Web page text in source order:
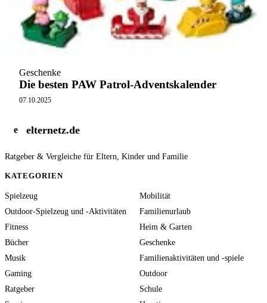
Geschenke
Die besten PAW Patrol-Adventskalender
07.10.2025
e elternetz.de
Ratgeber & Vergleiche für Eltern, Kinder und Familie
KATEGORIEN
Spielzeug
Mobilität
Outdoor-Spielzeug und -Aktivitäten
Familienurlaub
Fitness
Heim & Garten
Bücher
Geschenke
Musik
Familienaktivitäten und -spiele
Gaming
Outdoor
Ratgeber
Schule